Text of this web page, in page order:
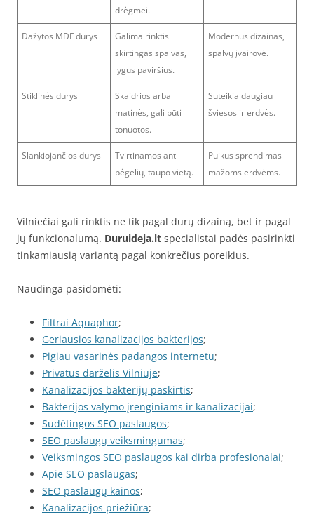
drėgmei.
Dažytos MDF durys
Galima rinktis
skirtingas spalvas,
lygus paviršius.
Modernus dizainas,
spalvų įvairovė.
Stiklinės durys
Skaidrios arba
matinės, gali būti
tonuotos.
Suteikia daugiau
šviesos ir erdvės.
Slankiojančios durys
Tvirtinamos ant
bėgelių, taupo vietą.
Puikus sprendimas
mažoms erdvėms.
Vilniečiai gali rinktis ne tik pagal durų dizainą, bet ir pagal
jų funkcionalumą. Duruideja.lt specialistai padės pasirinkti
tinkamiausią variantą pagal konkrečius poreikius.
Naudinga pasidomėti:
Filtrai Aquaphor;
Geriausios kanalizacijos bakterijos;
Pigiau vasarinės padangos internetu;
Privatus darželis Vilniuje;
Kanalizacijos bakterijų paskirtis;
Bakterijos valymo įrenginiams ir kanalizacijai;
Sudėtingos SEO paslaugos;
SEO paslaugų veiksmingumas;
Veiksmingos SEO paslaugos kai dirba profesionalai;
Apie SEO paslaugas;
SEO paslaugų kainos;
Kanalizacijos priežiūra;